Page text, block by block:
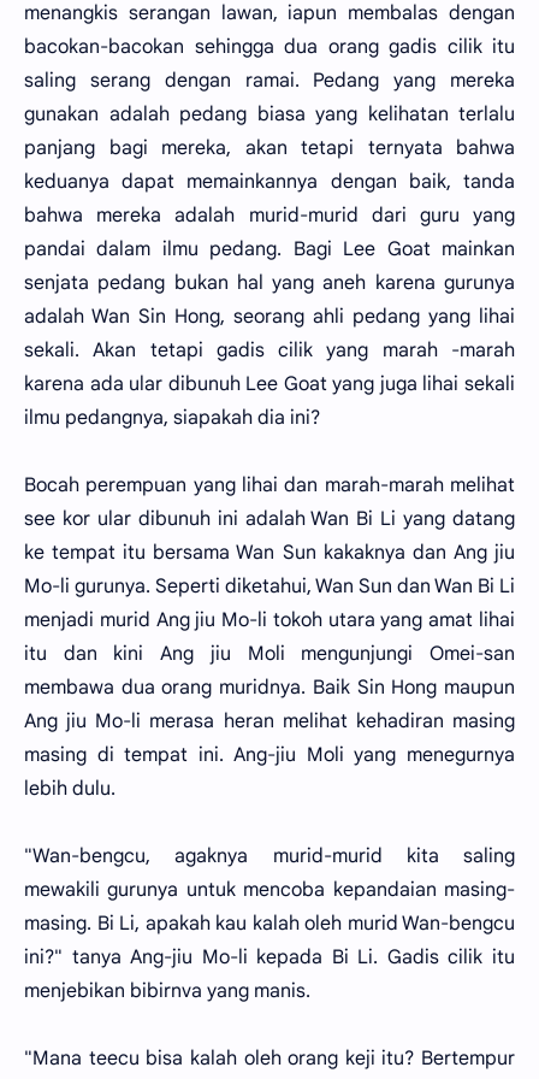
menangkis serangan lawan, iapun membalas dengan
bacokan-bacokan sehingga dua orang gadis cilik itu
saling serang dengan ramai. Pedang yang mereka
gunakan adalah pedang biasa yang kelihatan terlalu
panjang bagi mereka, akan tetapi ternyata bahwa
keduanya dapat memainkannya dengan baik, tanda
bahwa mereka adalah murid-murid dari guru yang
pandai dalam ilmu pedang. Bagi Lee Goat mainkan
senjata pedang bukan hal yang aneh karena gurunya
adalah Wan Sin Hong, seorang ahli pedang yang lihai
sekali. Akan tetapi gadis cilik yang marah -marah
karena ada ular dibunuh Lee Goat yang juga lihai sekali
ilmu pedangnya, siapakah dia ini?
Bocah perempuan yang lihai dan marah-marah melihat
see kor ular dibunuh ini adalah Wan Bi Li yang datang
ke tempat itu bersama Wan Sun kakaknya dan Ang jiu
Mo-li gurunya. Seperti diketahui, Wan Sun dan Wan Bi Li
menjadi murid Ang jiu Mo-li tokoh utara yang amat lihai
itu dan kini Ang jiu Moli mengunjungi Omei-san
membawa dua orang muridnya. Baik Sin Hong maupun
Ang jiu Mo-li merasa heran melihat kehadiran masing
masing di tempat ini. Ang-jiu Moli yang menegurnya
lebih dulu.
"Wan-bengcu, agaknya murid-murid kita saling
mewakili gurunya untuk mencoba kepandaian masing-
masing. Bi Li, apakah kau kalah oleh murid Wan-bengcu
ini?" tanya Ang-jiu Mo-li kepada Bi Li. Gadis cilik itu
menjebikan bibirnva yang manis.
"Mana teecu bisa kalah oleh orang keji itu? Bertempur